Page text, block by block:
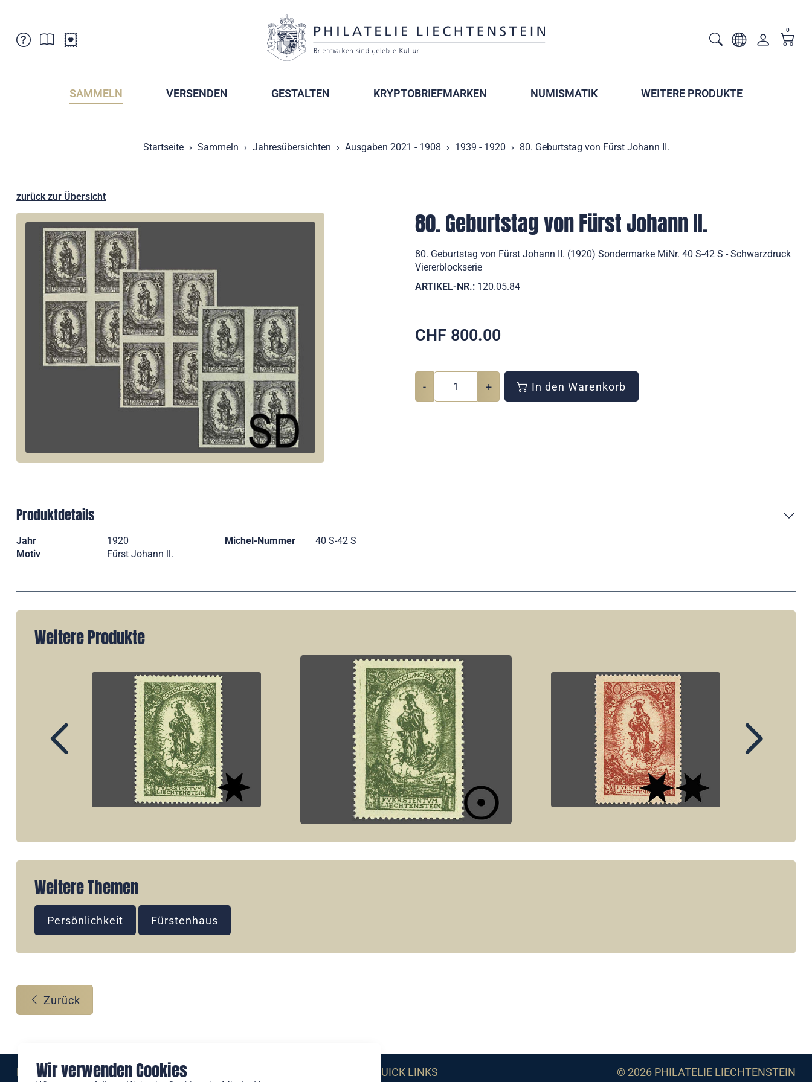
Wir verwenden Cookies
Verkaufsstellen
Postcrossing
Abonnemente
0
SAMMELN VERSENDEN GESTALTEN KRYPTOBRIEFMARKEN NUMISMATIK WEITERE PRODUKTE
Startseite Sammeln Jahresübersichten Ausgaben 2021 - 1908 1939 - 1920 80. Geburtstag von Fürst Johann II.
zurück zur Übersicht
80. Geburtstag von Fürst Johann II.
80. Geburtstag von Fürst Johann II. (1920) Sondermarke MiNr. 40 S-42 S - Schwarzdruck
Viererblockserie
ARTIKEL-NR.: 120.05.84
CHF 800.00
- + In den Warenkorb
Produktdetails
Jahr 1920 Michel-Nummer
40 S-42 S
Motiv
Fürst Johann ll.
Weitere Produkte
Weitere Themen
Persönlichkeit Fürstenhaus
Zurück
Eine Marke der QUICK LINKS © 2026 PHILATELIE LIECHTENSTEIN